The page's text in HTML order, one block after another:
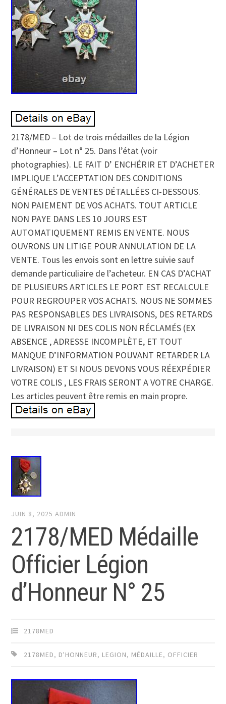
2178/MED – Lot de trois médailles de la Légion
d’Honneur – Lot n° 25. Dans l’état (voir
photographies). LE FAIT D’ ENCHÉRIR ET D’ACHETER
IMPLIQUE L’ACCEPTATION DES CONDITIONS
GÉNÉRALES DE VENTES DÉTALLÉES CI-DESSOUS.
NON PAIEMENT DE VOS ACHATS. TOUT ARTICLE
NON PAYE DANS LES 10 JOURS EST
AUTOMATIQUEMENT REMIS EN VENTE. NOUS
OUVRONS UN LITIGE POUR ANNULATION DE LA
VENTE. Tous les envois sont en lettre suivie sauf
demande particuliaire de l’acheteur. EN CAS D’ACHAT
DE PLUSIEURS ARTICLES LE PORT EST RECALCULE
POUR REGROUPER VOS ACHATS. NOUS NE SOMMES
PAS RESPONSABLES DES LIVRAISONS, DES RETARDS
DE LIVRAISON NI DES COLIS NON RÉCLAMÉS (EX
ABSENCE , ADRESSE INCOMPLÈTE, ET TOUT
MANQUE D’INFORMATION POUVANT RETARDER LA
LIVRAISON) ET SI NOUS DEVONS VOUS RÉEXPÉDIER
VOTRE COLIS , LES FRAIS SERONT A VOTRE CHARGE.
Les articles peuvent être remis en main propre.
JUIN 8, 2025 ADMIN
2178/MED Médaille
Officier Légion
d’Honneur N° 25
2178MED
2178MED, D'HONNEUR, LEGION, MÉDAILLE, OFFICIER